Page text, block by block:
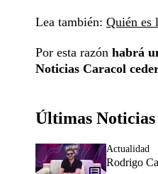
Lea también: Quién es
Por esta razón habrá
Noticias Caracol
Últimas Noticias
Actualidad
Rodrigo